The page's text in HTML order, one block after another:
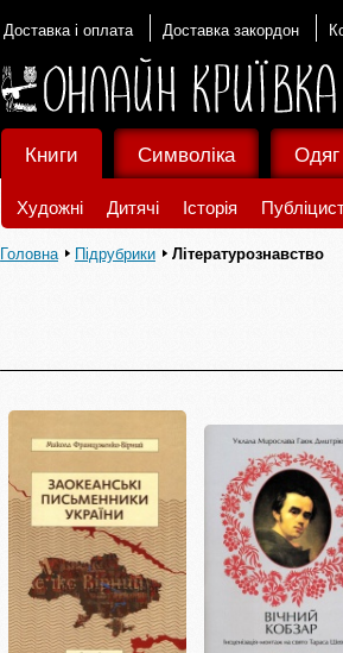
Доставка і оплата Доставка закордон
Книги
Художні Дитячі Історія
Символіка Одяг
Головна Підрубрики Літературознавство